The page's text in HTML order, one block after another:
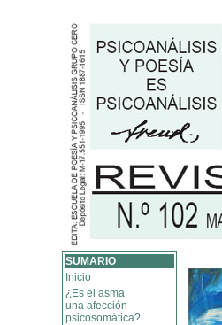
SUMARIO
Inicio
¿Es el asma
una afección
psicosomática?